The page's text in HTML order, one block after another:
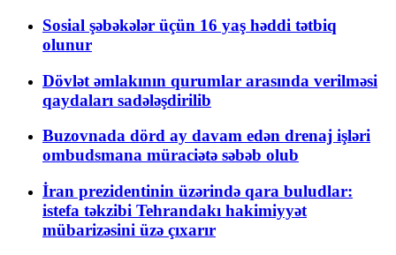
Sosial şəbəkələr üçün 16 yaş həddi tətbiq
olunur
Dövlət əmlakının qurumlar arasında verilməsi
qaydaları sadələşdirilib
Buzovnada dörd ay davam edən drenaj işləri
ombudsmana müraciətə səbəb olub
İran prezidentinin üzərində qara buludlar:
istefa təkzibi Tehrandakı hakimiyyət
mübarizəsini üzə çıxarır